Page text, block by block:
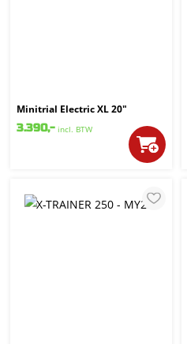
Minitrial Electric XL 20"
3.390,- incl. BTW